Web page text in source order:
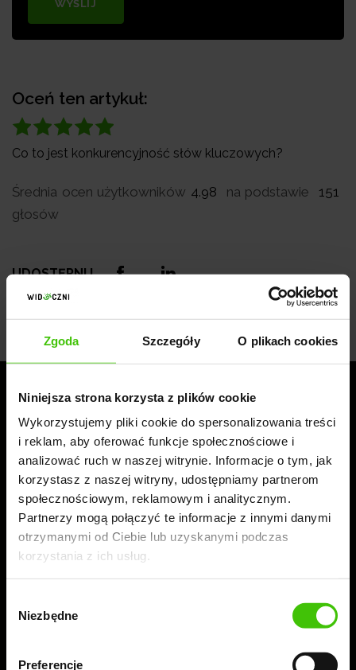
Zgoda Szczegóły O plikach cookies
Niniejsza strona korzysta z plików cookie
Wykorzystujemy pliki cookie do spersonalizowania treści
i reklam, aby oferować funkcje społecznościowe i
analizować ruch w naszej witrynie. Informacje o tym, jak
korzystasz z naszej witryny, udostępniamy partnerom
społecznościowym, reklamowym i analitycznym.
Partnerzy mogą połączyć te informacje z innymi danymi
otrzymanymi od Ciebie lub uzyskanymi podczas
korzystania z ich usług.
zgody
Niezbędne
Preferencje
WYŚLIJ
Oceń ten artykuł:
Co to jest konkurencyjność słów kluczowych?
Średnia ocen użytkowników 4.98 na podstawie
151
głosów
UDOSTĘPNIJ
Sprawdź jak możemy pomóc w rozwoju
Twojej firmy
WYŚLIJ ZAPYTANIE
Jesteśmy#zawszewidoczni.